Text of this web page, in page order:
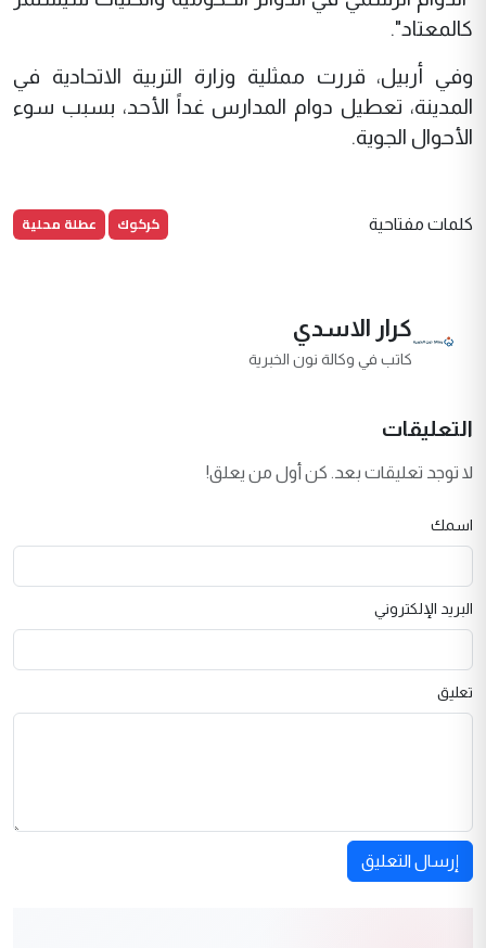
كالمعتاد".
وفي أربيل، قررت ممثلية وزارة التربية الاتحادية في
المدينة، تعطيل دوام المدارس غداً الأحد، بسبب سوء
الأحوال الجوية.
كلمات مفتاحية كركوك عطلة محلية
كرار الاسدي
كاتب في وكالة نون الخبرية
التعليقات
لا توجد تعليقات بعد. كن أول من يعلق!
اسمك
البريد الإلكتروني
تعليق
إرسال التعليق